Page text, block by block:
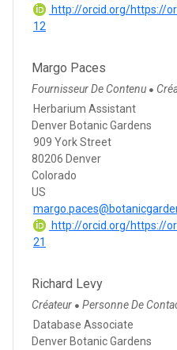
http://orcid.org/https://
12
Margo Paces
Fournisseur De Contenu ●
Herbarium Assistant
Denver Botanic Gardens
909 York Street
80206 Denver
Colorado
US
http://orcid.org/https://
21
Richard Levy
Créateur ● Personne De
Database Associate
Denver Botanic Gardens